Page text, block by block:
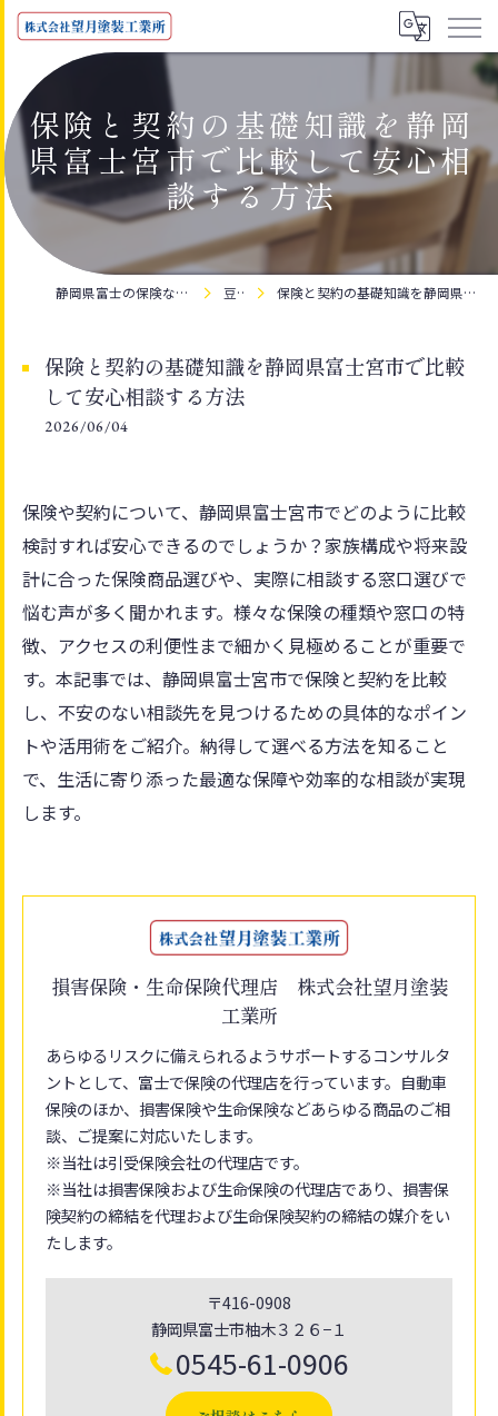
保険と契約の基礎知識を静岡
県富士宮市で比較して安心相
談する方法
静岡県富士の保険なら株式会社望月塗装工業所 豆知識 保険と契約の基礎知識を静岡県富士宮市で比較して安心相談する方法
保険と契約の基礎知識を静岡県富士宮市で比較
して安心相談する方法
2026/06/04
保険や契約について、静岡県富士宮市でどのように比較
検討すれば安心できるのでしょうか？家族構成や将来設
計に合った保険商品選びや、実際に相談する窓口選びで
悩む声が多く聞かれます。様々な保険の種類や窓口の特
徴、アクセスの利便性まで細かく見極めることが重要で
す。本記事では、静岡県富士宮市で保険と契約を比較
し、不安のない相談先を見つけるための具体的なポイン
トや活用術をご紹介。納得して選べる方法を知ること
で、生活に寄り添った最適な保障や効率的な相談が実現
します。
損害保険・生命保険代理店 株式会社望月塗装
工業所
あらゆるリスクに備えられるようサポートするコンサルタ
ントとして、富士で保険の代理店を行っています。自動車
保険のほか、損害保険や生命保険などあらゆる商品のご相
談、ご提案に対応いたします。
※当社は引受保険会社の代理店です。
※当社は損害保険および生命保険の代理店であり、損害保
険契約の締結を代理および生命保険契約の締結の媒介をい
たします。
〒416-0908
静岡県富士市柚木３２６−１
0545-61-0906